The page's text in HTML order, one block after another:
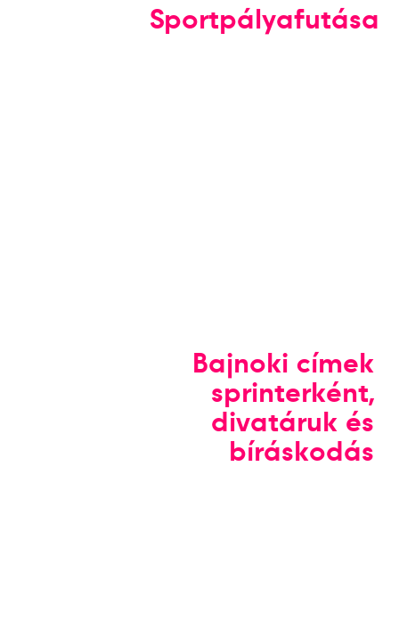
Sportpályafutása
Bajnoki címek
sprinterként,
divatáruk és
bíráskodás